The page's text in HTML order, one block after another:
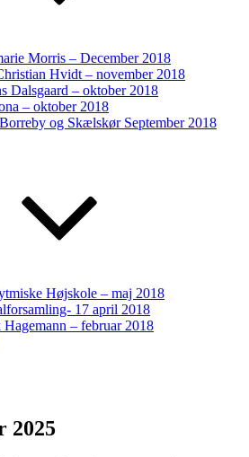
Morris – December 2018
Hvidt – november 2018
Dalsgaard – oktober 2018
– oktober 2018
og Skælskør September 2018
Højskole – maj 2018
17 april 2018
– februar 2018
2025